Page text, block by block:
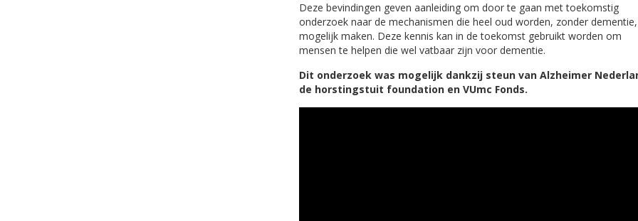
Deze bevindingen geven aanleiding om door te gaan met toekomstig
onderzoek naar de mechanismen die heel oud worden, zonder dementie,
mogelijk maken. Deze kennis kan in de toekomst gebruikt worden om
mensen te helpen die wel vatbaar zijn voor dementie.
Dit onderzoek was mogelijk dankzij steun van Alzheimer
de horstingstuit foundation en VUmc Fonds.